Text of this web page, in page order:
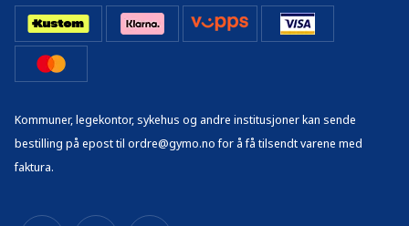
Kommuner, legekontor, sykehus og andre institusjoner kan sende
bestilling på epost til ordre@gymo.no for å få tilsendt varene med
faktura.